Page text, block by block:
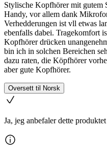
Stylische Kopfhörer mit gutem
Handy, vor allem dank
Verhedderungen ist vll etwas
ebenfalls dabei. Tragekomfort
Kopfhörer drücken
bin ich in solchen Bereichen
dazu raten, die Köpfhörer
aber gute Kopfhörer.
Oversett til Norsk
Ja, jeg anbefaler dette produktet